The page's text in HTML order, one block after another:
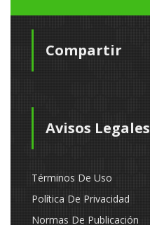
Compartir
Avisos Legales
Términos De Uso
Política De Privacidad
Normas De Publicación